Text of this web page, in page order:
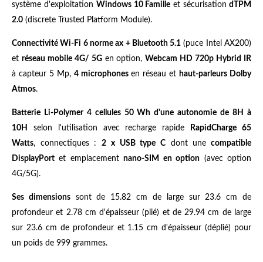
système d'exploitation Windows 10 Famille et sécurisation dTPM
2.0 (discrete Trusted Platform Module).
Connectivité Wi-Fi 6 norme ax + Bluetooth 5.1 (puce Intel AX200)
et réseau mobile 4G/ 5Gen option,Webcam HD 720p Hybrid IR
à capteur 5 Mp, 4 microphonesen réseau et haut-parleurs Dolby
Atmos.
Batterie Li-Polymer 4 cellules 50 Wh d'une autonomie de 8H à
10H
selon l'utilisation avec recharge rapide
RapidCharge 65
Watts, connectiques :2 x USB type Cdont une compatible
DisplayPort et emplacementnano-SIM en option (avec option
4G/5G).
Ses dimensionssont de 15.82 cm de large sur 23.6 cm de
profondeur et 2.78 cm d'épaisseur (plié) et de 29.94 cm de large
sur 23.6 cm de profondeur et 1.15 cm d'épaisseur (déplié) pour
un poids de 999 grammes.